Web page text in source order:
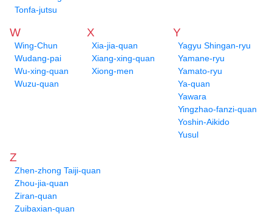
Tonfa-jutsu
W
Wing-Chun
Wudang-pai
Wu-xing-quan
Wuzu-quan
X
Xia-jia-quan
Xiang-xing-quan
Xiong-men
Y
Yagyu Shingan-ryu
Yamane-ryu
Yamato-ryu
Ya-quan
Yawara
Yingzhao-fanzi-quan
Yoshin-Aikido
Yusul
Z
Zhen-zhong Taiji-quan
Zhou-jia-quan
Ziran-quan
Zuibaxian-quan